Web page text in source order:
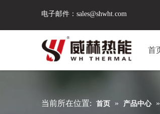
电子邮件： sales@shwht.com
首
当前所在位置: 首页 » 产品中心 »